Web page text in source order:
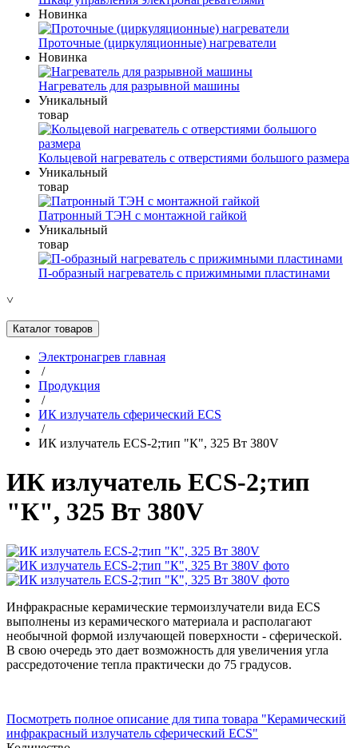
Новинка
Проточные (циркуляционные) нагреватели
Новинка
Нагреватель для разрывной машины
Уникальный
товар
Кольцевой нагреватель с отверстиями большого размера
Уникальный
товар
Патронный ТЭН с монтажной гайкой
Уникальный
товар
П-образный нагреватель с прижимными пластинами
˅
Каталог товаров
Электронагрев главная
/
Продукция
/
ИК излучатель сферический ECS
/
ИК излучатель ECS-2;тип "К", 325 Вт 380V
ИК излучатель ECS-2;тип
"К", 325 Вт 380V
Инфракрасные керамические термоизлучатели вида ECS
выполнены из керамического материала и располагают
необычной формой излучающей поверхности - сферической.
В свою очередь это дает возможность для увеличения угла
рассредоточение тепла практически до 75 градусов.
Посмотреть полное описание для типа товара "Керамический
инфракрасный излучатель сферический ECS"